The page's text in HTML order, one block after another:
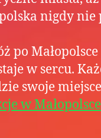
nigdy nie
po
w sercu.
swoje
w Małopolsce